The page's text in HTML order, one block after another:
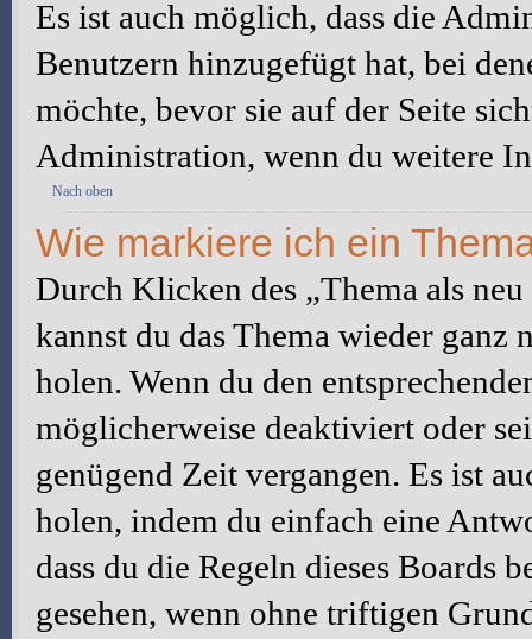
Es ist auch möglich, dass die
Benutzern hinzugefügt hat, bei
möchte, bevor sie auf der Seite
Administration, wenn du weitere
Nach oben
Wie markiere ich ein
Durch Klicken des „Thema als
kannst du das Thema wieder ganz
holen. Wenn du den
möglicherweise deaktiviert oder
genügend Zeit vergangen. Es ist
holen, indem du einfach eine
dass du die Regeln dieses Boards
gesehen, wenn ohne triftigen